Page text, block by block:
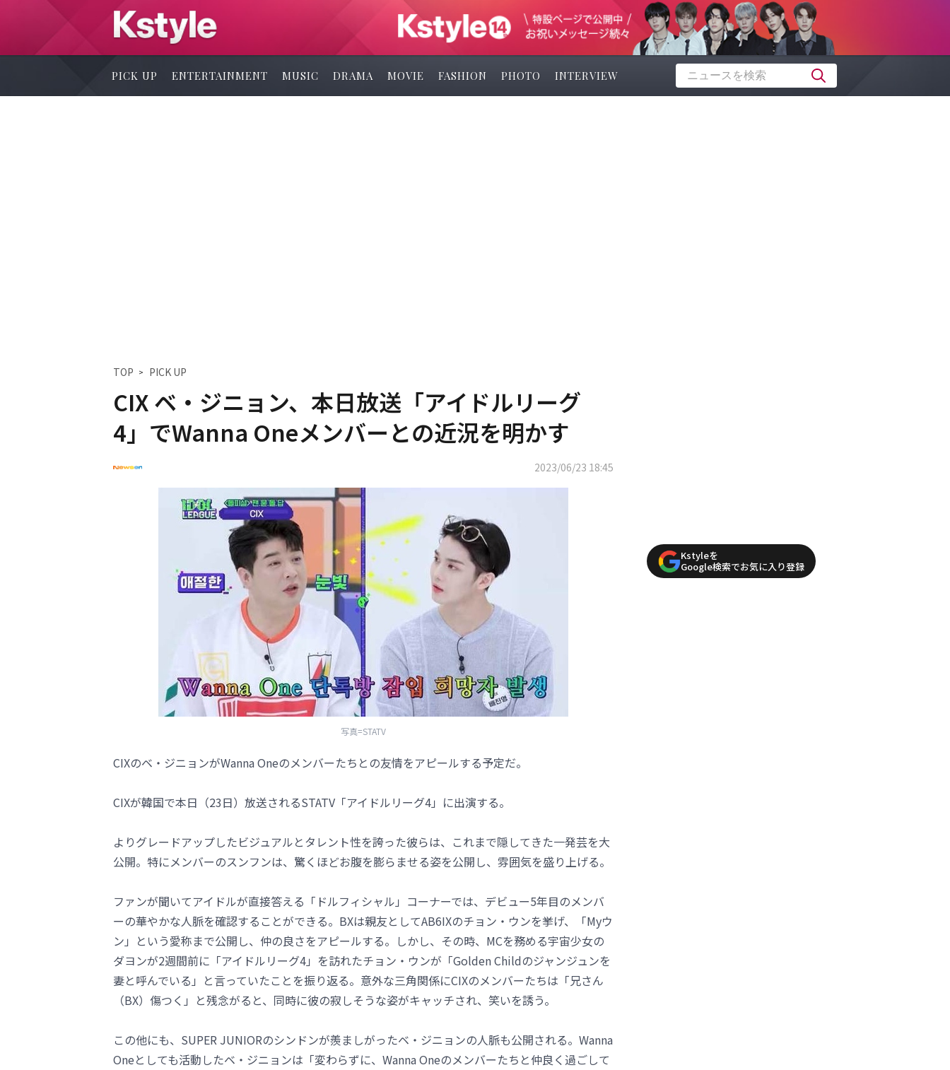
PICK UP ENTERTAINMENT MUSIC DRAMA MOVIE FASHION PHOTO INTERVIEW
TOP PICK UP
CIX ベ・ジニョン、本日放送「アイドルリーグ
4」でWanna Oneメンバーとの近況を明かす
2023/06/23 18:45
写真=STATV
CIXのベ・ジニョンがWanna Oneのメンバーたちとの友情をアピールする予定だ。
CIXが韓国で本日（23日）放送されるSTATV「アイドルリーグ4」に出演する。
よりグレードアップしたビジュアルとタレント性を誇った彼らは、これまで隠してきた一発芸を大
公開。特にメンバーのスンフンは、驚くほどお腹を膨らませる姿を公開し、雰囲気を盛り上げる。
ファンが聞いてアイドルが直接答える「ドルフィシャル」コーナーでは、デビュー5年目のメンバ
ーの華やかな人脈を確認することができる。BXは親友としてAB6IXのチョン・ウンを挙げ、「Myウ
ン」という愛称まで公開し、仲の良さをアピールする。しかし、その時、MCを務める宇宙少女の
ダヨンが2週間前に「アイドルリーグ4」を訪れたチョン・ウンが「Golden Childのジャンジュンを
妻と呼んでいる」と言っていたことを振り返る。意外な三角関係にCIXのメンバーたちは「兄さん
（BX）傷つく」と残念がると、同時に彼の寂しそうな姿がキャッチされ、笑いを誘う。
この他にも、SUPER JUNIORのシンドンが羨ましがったベ・ジニョンの人脈も公開される。Wanna
Oneとしても活動したベ・ジニョンは「変わらずに、Wanna Oneのメンバーたちと仲良く過ごして
Kstyleを
Google検索でお気に入り登録